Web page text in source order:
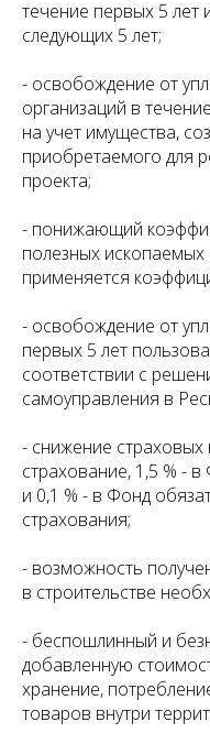
течение первых 5 лет
следующих 5 лет;
- освобождение от
организаций в
на учет имущества,
приобретаемого для
проекта;
- понижающий
полезных ископаемых
применяется
- освобождение от
первых 5 лет
соответствии с
самоуправления в
- снижение страховых
страхование, 1,5 % -
и 0,1 % - в Фонд
страхования;
- возможность
в строительстве
- беспошлинный и
добавленную
хранение,
товаров внутри